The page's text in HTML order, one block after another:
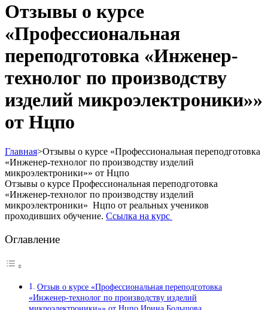
Отзывы о курсе
«Профессиональная
переподготовка «Инженер-
технолог по производству
изделий микроэлектроники»»
от Нцпо
Главная>Отзывы о курсе «Профессиональная переподготовка
«Инженер-технолог по производству изделий
микроэлектроники»» от Нцпо
Отзывы о курсе Профессиональная переподготовка
«Инженер-технолог по производству изделий
микроэлектроники» Нцпо от реальных учеников
проходивших обучение. Ссылка на курс
Оглавление
Отзыв о курсе «Профессиональная переподготовка
«Инженер-технолог по производству изделий